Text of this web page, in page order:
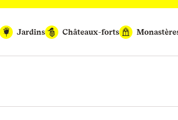
Jardins Châteaux-forts